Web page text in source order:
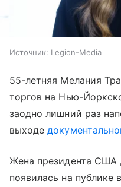
Источник: Legion-Media
55-летняя Мелания
торгов на Нью-
заодно лишний раз
выходе
Жена президента США
появилась на публике